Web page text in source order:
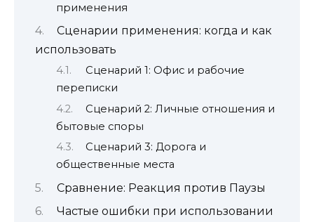
применения
Сценарии применения: когда и как
использовать
Сценарий 1: Офис и рабочие
переписки
Сценарий 2: Личные отношения и
бытовые споры
Сценарий 3: Дорога и
общественные места
Сравнение: Реакция против Паузы
Частые ошибки при использовании